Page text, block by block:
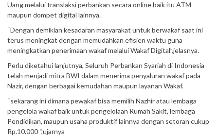
Uang melalui translaksi perbankan secara online baik itu ATM
maupun dompet digital lainnya.
“Dengan demikian kesadaran masyarakat untuk berwakaf saat ini
terus meningkat dengan memudahkan efisien waktu guna
meningkatkan penerimaan wakaf melalui Wakaf Digital”,jelasnya.
Perlu diketahui lanjutnya, Seluruh Perbankan Syariah di Indonesia
telah menjadi mitra BWI dalam menerima penyaluran wakaf pada
Nazir, dengan berbagai kemudahan maupun layanan Wakaf.
“sekarang ini dimana pewakaf bisa memilih Nazhir atau lembaga
pengelola wakaf baik untuk pengelolaan Rumah Sakit, lembaga
Pendidikan, maupun usaha produktif lainnya dengan setoran cukup
Rp.10.000 “,ujarnya